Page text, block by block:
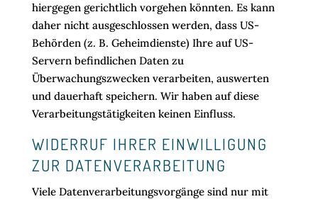
hiergegen gerichtlich vorgehen könnten. Es kann
daher nicht ausgeschlossen werden, dass US-
Behörden (z. B. Geheimdienste) Ihre auf US-
Servern befindlichen Daten zu
Überwachungszwecken verarbeiten, auswerten
und dauerhaft speichern. Wir haben auf diese
Verarbeitungstätigkeiten keinen Einfluss.
WIDERRUF IHRER EINWILLIGUNG
ZUR DATENVERARBEITUNG
Viele Datenverarbeitungsvorgänge sind nur mit